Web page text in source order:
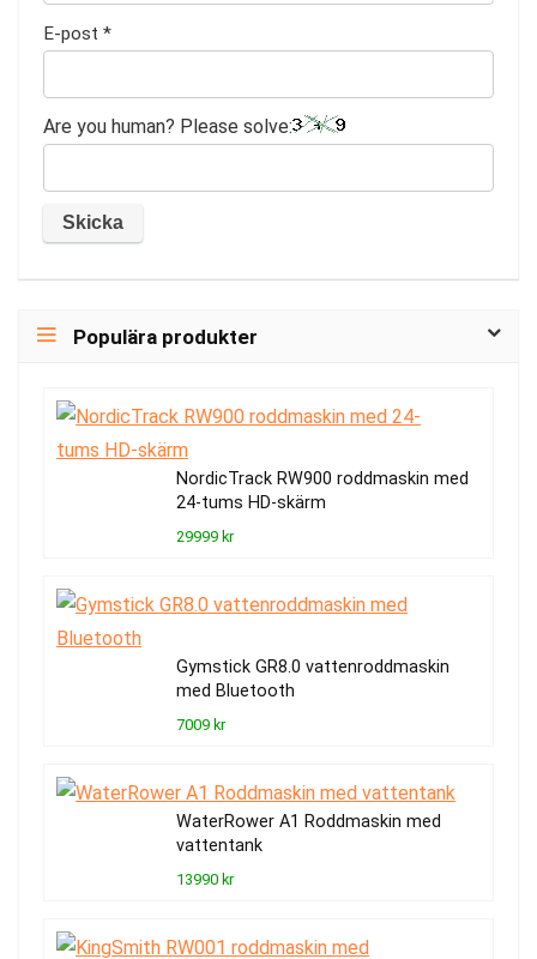
E-post *
Are you human? Please solve:
Populära produkter
NordicTrack RW900 roddmaskin med
24-tums HD-skärm
29999 kr
Gymstick GR8.0 vattenroddmaskin
med Bluetooth
7009 kr
WaterRower A1 Roddmaskin med
vattentank
13990 kr